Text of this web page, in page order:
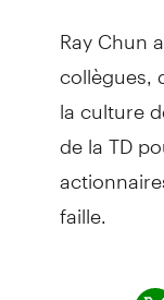
Ray Chun
collègues,
la culture
de la TD
faille.